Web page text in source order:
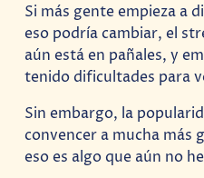
Si más gente empieza a
eso podría cambiar, el
aún está en pañales, y
tenido dificultades para
Sin embargo, la
convencer a mucha más
eso es algo que aún no